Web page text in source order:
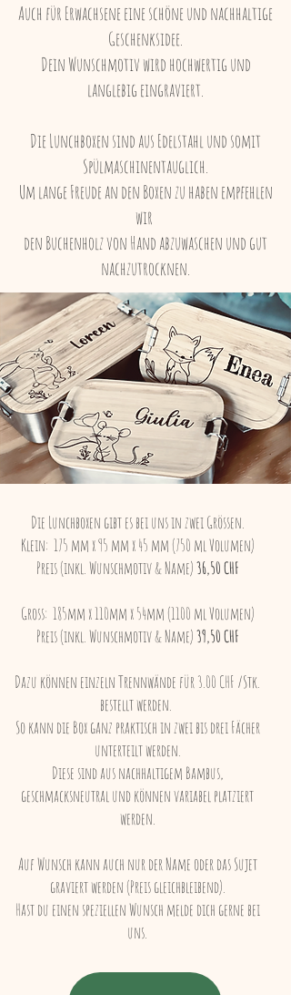
Auch für Erwachsene eine schöne und nachhaltige
Geschenksidee.
Dein Wunschmotiv wird hochwertig und
langlebig eingraviert.
Die Lunchboxen sind aus Edelstahl und somit
Spülmaschinentauglich.
Um lange Freude an den Boxen zu haben empfehlen
wir
den Buchenholz von Hand abzuwaschen und gut
nachzutrocknen.
Die Lunchboxen gibt es bei uns in zwei Grössen.
Klein: 175 mm x 95 mm x 45 mm (750 ml Volumen)
Preis (inkl. Wunschmotiv & Name)36,50 CHF
Gross: 185mm x 110mm x 54mm (1100 ml Volumen)
Preis (inkl. Wunschmotiv & Name)39,50 CHF
Dazu können einzeln Trennwände für 3.00 CHF /Stk.
bestellt werden.
So kann die Box ganz praktisch in zwei bis drei Fächer
unterteilt werden.
Diese sind aus nachhaltigem Bambus,
geschmacksneutral und können variabel platziert
werden.
Auf Wunsch kann auch nur der Name oder das Sujet
graviert werden (Preis gleichbleibend).
Hast du einen speziellen Wunsch melde dich gerne bei
uns.